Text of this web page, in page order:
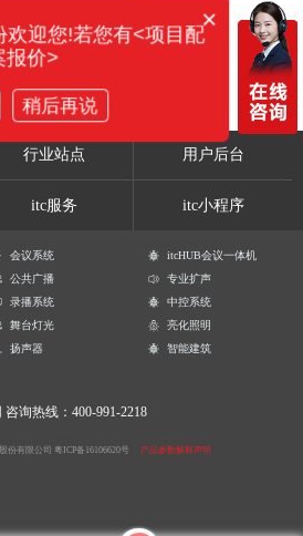
行业站点 用户后台
itc服务 itc小程序
会议系统
itcHUB会议一体机
公共广播
专业扩声
录播系统
中控系统
舞台灯光
亮化照明
扬声器
智能建筑
咨询热线：400-991-2218
份有限公司 粤ICP备16106620号 产品参数解释声明
×
欢迎您!若您有<项目配
报价>
稍后再说